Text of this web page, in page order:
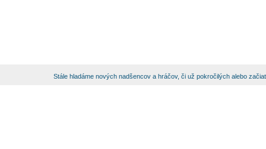
Stále hladáme nových nadšencov a hráčov, či už pokročilých alebo